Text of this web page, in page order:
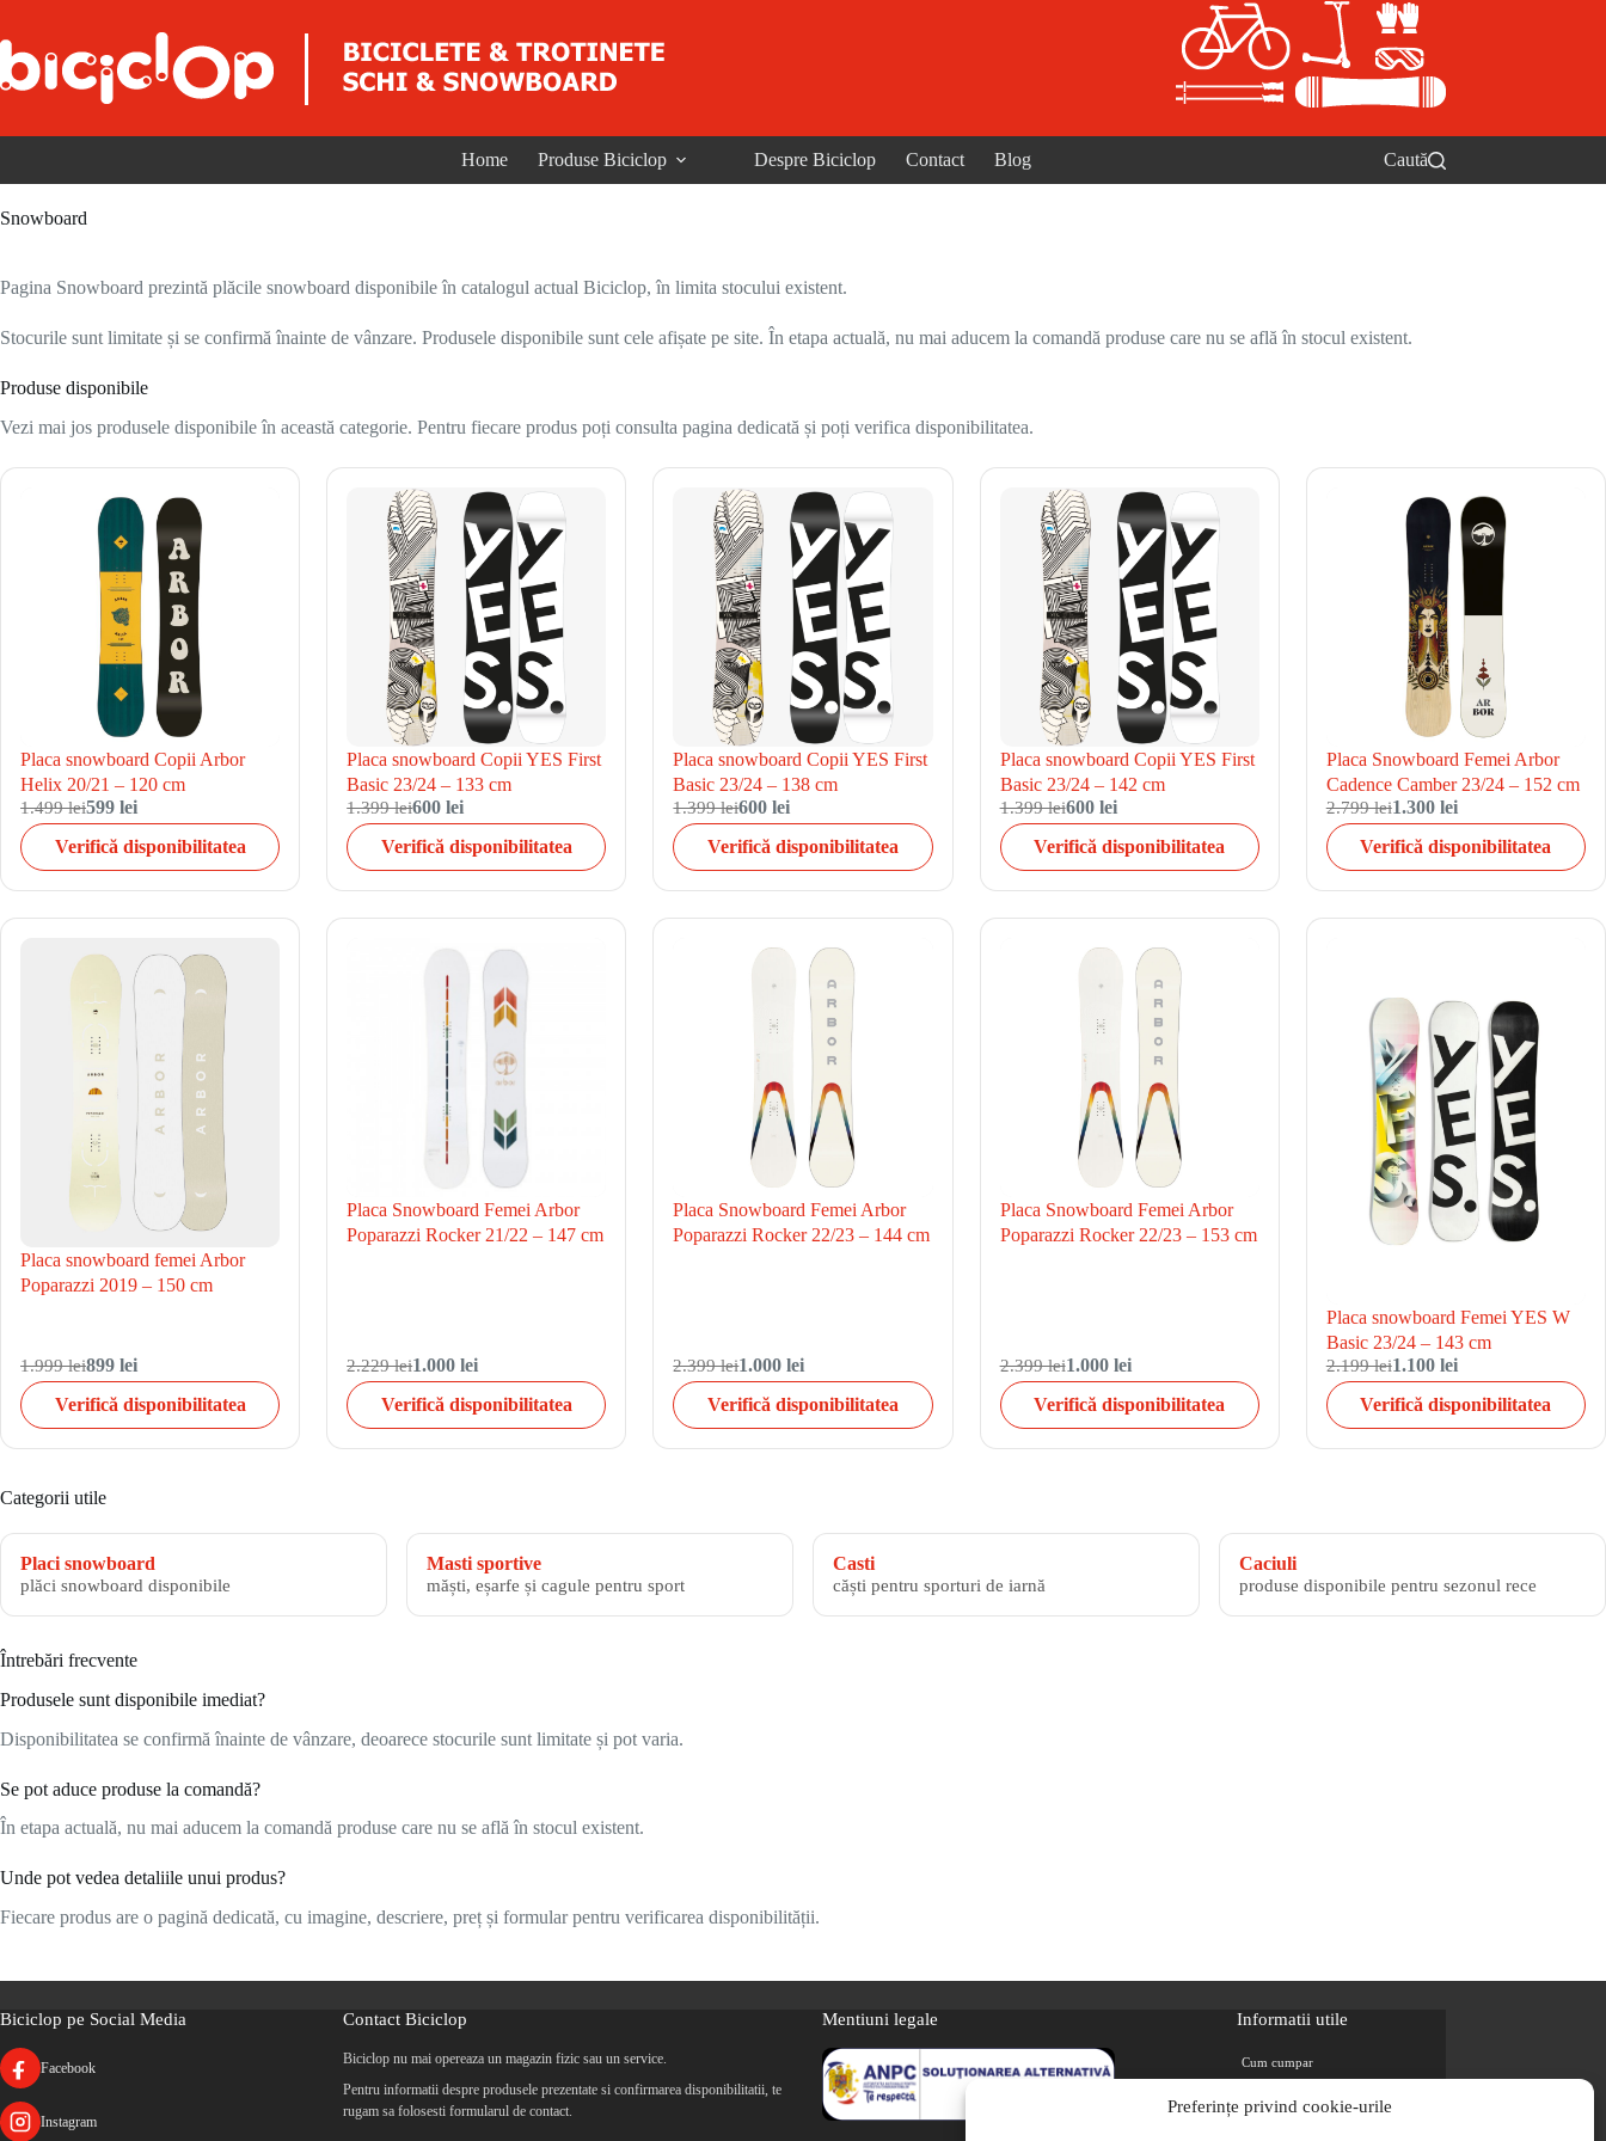
Preferințe privind cookie-urile
Home Produse Biciclop Despre Biciclop Contact Blog Caută
Snowboard
Pagina Snowboard prezintă plăcile snowboard disponibile în catalogul actual Biciclop, în limita stocului existent.
Stocurile sunt limitate și se confirmă înainte de vânzare. Produsele disponibile sunt cele afișate pe site. În etapa actuală, nu mai aducem la comandă produse care nu se află în stocul existent.
Produse disponibile
Vezi mai jos produsele disponibile în această categorie. Pentru fiecare produs poți consulta pagina dedicată și poți verifica disponibilitatea.
Placa snowboard Copii Arbor
Helix 20/21 – 120 cm
1.499 lei599 lei
Verifică disponibilitatea
Placa snowboard Copii YES First
Basic 23/24 – 133 cm
1.399 lei600 lei
Verifică disponibilitatea
Placa snowboard Copii YES First
Basic 23/24 – 138 cm
1.399 lei600 lei
Verifică disponibilitatea
Placa snowboard Copii YES First
Basic 23/24 – 142 cm
1.399 lei600 lei
Verifică disponibilitatea
Placa Snowboard Femei Arbor
Cadence Camber 23/24 – 152 cm
2.799 lei1.300 lei
Verifică disponibilitatea
Placa snowboard femei Arbor
Poparazzi 2019 – 150 cm
1.999 lei899 lei
Verifică disponibilitatea
Placa Snowboard Femei Arbor
Poparazzi Rocker 21/22 – 147 cm
2.229 lei1.000 lei
Verifică disponibilitatea
Placa Snowboard Femei Arbor
Poparazzi Rocker 22/23 – 144 cm
2.399 lei1.000 lei
Verifică disponibilitatea
Placa Snowboard Femei Arbor
Poparazzi Rocker 22/23 – 153 cm
2.399 lei1.000 lei
Verifică disponibilitatea
Placa snowboard Femei YES W
Basic 23/24 – 143 cm
2.199 lei1.100 lei
Verifică disponibilitatea
Categorii utile
Placi snowboard
plăci snowboard disponibile
Masti sportive
măști, eșarfe și cagule pentru sport
Casti
căști pentru sporturi de iarnă
Caciuli
produse disponibile pentru sezonul rece
Întrebări frecvente
Produsele sunt disponibile imediat?
Disponibilitatea se confirmă înainte de vânzare, deoarece stocurile sunt limitate și pot varia.
Se pot aduce produse la comandă?
În etapa actuală, nu mai aducem la comandă produse care nu se află în stocul existent.
Unde pot vedea detaliile unui produs?
Fiecare produs are o pagină dedicată, cu imagine, descriere, preț și formular pentru verificarea disponibilității.
Biciclop pe Social Media
Facebook
Instagram
Contact Biciclop
Biciclop nu mai opereaza un magazin fizic sau un service.
Pentru informatii despre produsele prezentate si confirmarea disponibilitatii, te
rugam sa folosesti formularul de contact.
Mentiuni legale Informatii utile
Cum cumpar